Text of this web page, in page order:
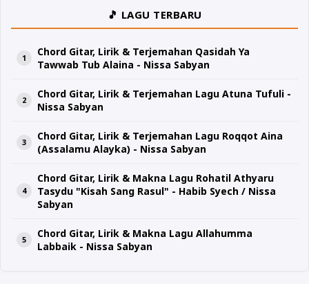
🎵 LAGU TERBARU
Chord Gitar, Lirik & Terjemahan Qasidah Ya
Tawwab Tub Alaina - Nissa Sabyan
Chord Gitar, Lirik & Terjemahan Lagu Atuna Tufuli -
Nissa Sabyan
Chord Gitar, Lirik & Terjemahan Lagu Roqqot Aina
(Assalamu Alayka) - Nissa Sabyan
Chord Gitar, Lirik & Makna Lagu Rohatil Athyaru
Tasydu "Kisah Sang Rasul" - Habib Syech / Nissa
Sabyan
Chord Gitar, Lirik & Makna Lagu Allahumma
Labbaik - Nissa Sabyan